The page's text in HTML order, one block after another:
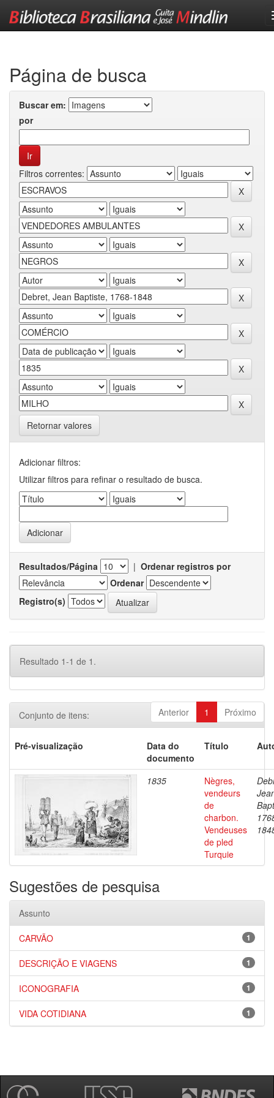
Página de busca
Buscar em:
por
Filtros correntes:
Retornar valores
Adicionar filtros:
Utilizar filtros para refinar o resultado de busca.
Resultados/Página | Ordenar registros por
Ordenar
Registro(s)
Resultado 1-1 de 1.
Anterior 1 Próximo
Conjunto de itens:
Pré-visualização
Data do
documento
Título
1835
Nègres,
vendeurs
de
charbon.
Vendeuses
de pled
Turquie
Sugestões de pesquisa
Assunto
1
CARVÃO
1
DESCRIÇÃO E VIAGENS
1
ICONOGRAFIA
1
VIDA COTIDIANA